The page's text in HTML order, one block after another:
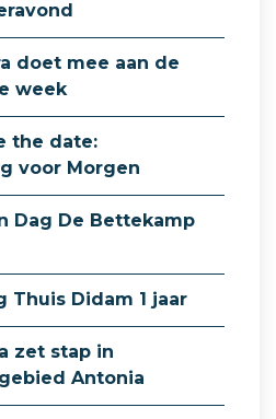
doet mee aan de
week
the date:
voor Morgen
Dag De Bettekamp
Thuis Didam 1 jaar
zet stap in
Antonia